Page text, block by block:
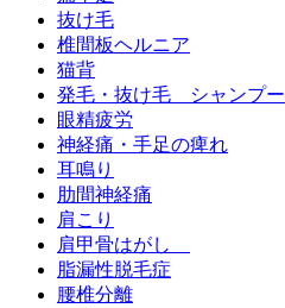
抜け毛
椎間板ヘルニア
猫背
発毛・抜け毛 シャンプー
眼精疲労
神経痛・手足の痺れ
耳鳴り
肋間神経痛
肩こり
肩甲骨はがし
脂漏性脱毛症
腰椎分離